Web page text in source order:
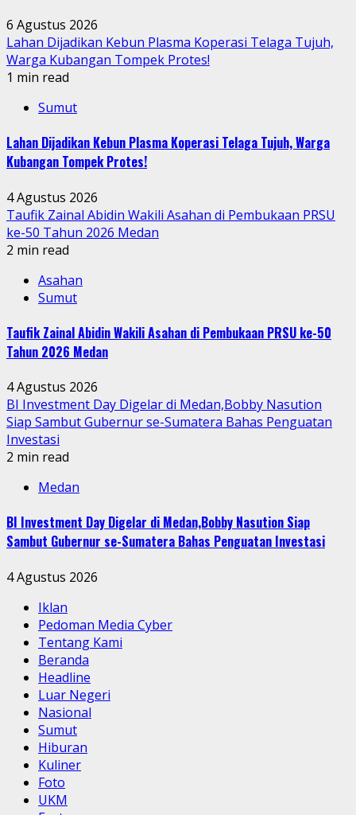
6 Agustus 2026
Lahan Dijadikan Kebun Plasma Koperasi Telaga Tujuh,
Warga Kubangan Tompek Protes!
1 min read
Sumut
Lahan Dijadikan Kebun Plasma Koperasi Telaga Tujuh, Warga
Kubangan Tompek Protes!
4 Agustus 2026
Taufik Zainal Abidin Wakili Asahan di Pembukaan PRSU
ke-50 Tahun 2026 Medan
2 min read
Asahan
Sumut
Taufik Zainal Abidin Wakili Asahan di Pembukaan PRSU ke-50
Tahun 2026 Medan
4 Agustus 2026
BI Investment Day Digelar di Medan,Bobby Nasution
Siap Sambut Gubernur se-Sumatera Bahas Penguatan
Investasi
2 min read
Medan
BI Investment Day Digelar di Medan,Bobby Nasution Siap
Sambut Gubernur se-Sumatera Bahas Penguatan Investasi
4 Agustus 2026
Iklan
Pedoman Media Cyber
Tentang Kami
Beranda
Headline
Luar Negeri
Nasional
Sumut
Hiburan
Kuliner
Foto
UKM